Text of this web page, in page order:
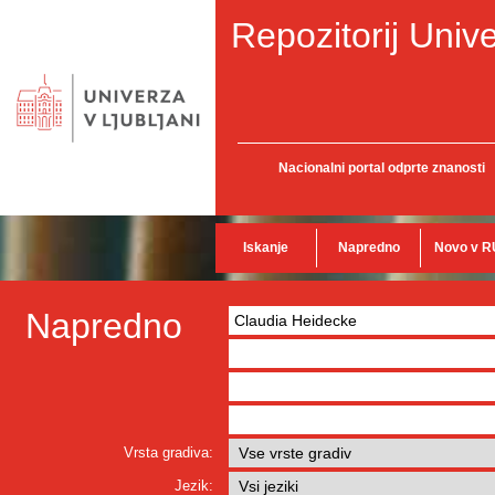
Repozitorij
Nacionalni portal odprte znanosti
Iskanje Napredno Novo v
Napredno
Vrsta gradiva:
Jezik: